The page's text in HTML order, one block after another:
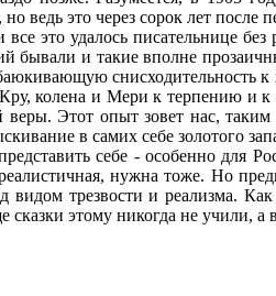
ведь это через сорок лет после
это удалось писательнице
бывали и такие вполне
снисходительность
колена и Мери к терпению и к
веры. Этот опыт зовет нас,
в самих себе золотого
себе - особенно для
реалистичная, нужна тоже. Но
видом трезвости и реализма.
этому никогда не учили, а